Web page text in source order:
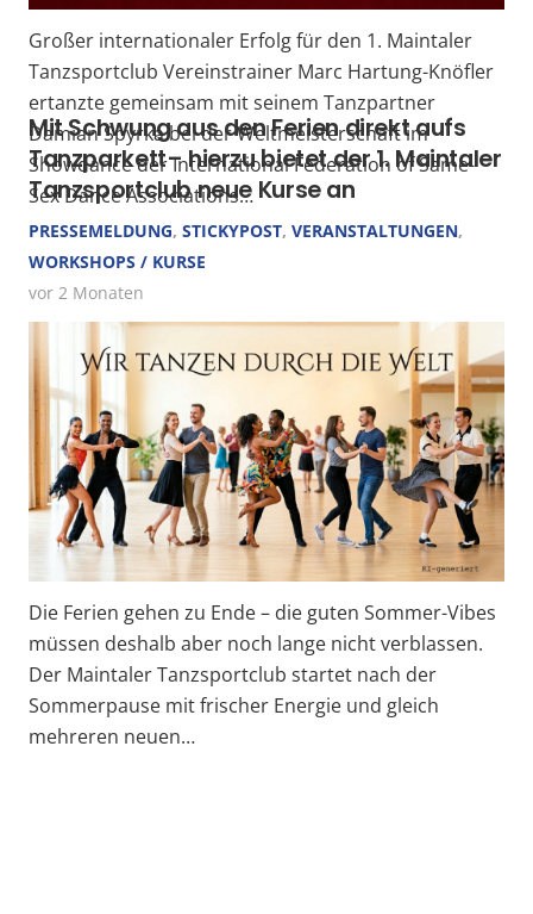
Großer internationaler Erfolg für den 1. Maintaler
Tanzsportclub Vereinstrainer Marc Hartung-Knöfler
ertanzte gemeinsam mit seinem Tanzpartner
Damian Spyrka bei der Weltmeisterschaft im
Showdance der International Federation of Same-
Sex Dance Associations…
Mit Schwung aus den Ferien direkt aufs
Tanz­parkett– hierzu bietet der 1. Maintaler
Tanz­sportclub neue Kurse an
PRESSEMELDUNG, STICKYPOST, VERANSTALTUNGEN,
WORKSHOPS / KURSE
vor 2 Monaten
Die Ferien gehen zu Ende – die guten Sommer-Vibes
müssen deshalb aber noch lange nicht verblassen.
Der Maintaler Tanzsportclub startet nach der
Sommerpause mit frischer Energie und gleich
mehreren neuen…